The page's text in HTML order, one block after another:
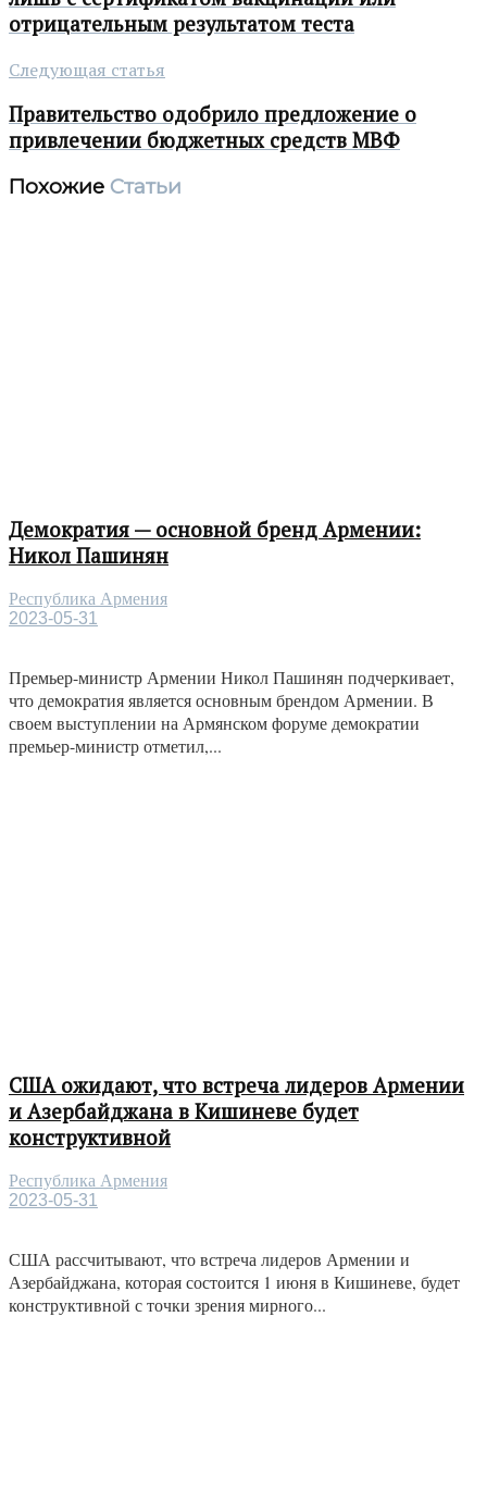
отрицательным результатом теста
Следующая статья
Правительство одобрило предложение о
привлечении бюджетных средств МВФ
Похожие Статьи
Демократия — основной бренд Армении:
Никол Пашинян
Республика Армения
2023-05-31
Премьер-министр Армении Никол Пашинян подчеркивает,
что демократия является основным брендом Армении. В
своем выступлении на Армянском форуме демократии
премьер-министр отметил,...
США ожидают, что встреча лидеров Армении
и Азербайджана в Кишиневе будет
конструктивной
Республика Армения
2023-05-31
США рассчитывают, что встреча лидеров Армении и
Азербайджана, которая состоится 1 июня в Кишиневе, будет
конструктивной с точки зрения мирного...